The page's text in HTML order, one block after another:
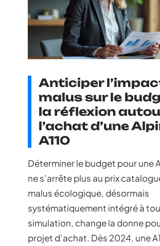
Anticiper
malus sur le
la réflexion
l’achat d’une
A110
Déterminer le budget pour une
ne s’arrête plus au prix
malus écologique, désormais
systématiquement intégré à
simulation, change la donne
projet d’achat. Dès 2024, une